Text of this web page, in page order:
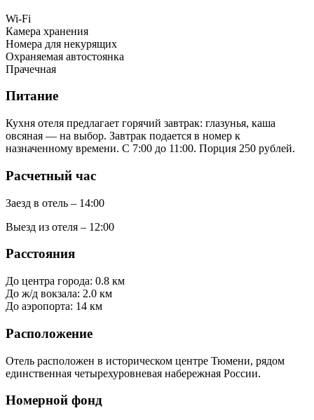
Wi-Fi
Камера хранения
Номера для некурящих
Охраняемая автостоянка
Прачечная
Питание
Кухня отеля предлагает горячий завтрак: глазунья, каша
овсяная — на выбор. Завтрак подается в номер к
назначенному времени. С 7:00 до 11:00. Порция 250 рублей.
Расчетный час
Заезд в отель – 14:00
Выезд из отеля – 12:00
Расстояния
До центра города: 0.8 км
До ж/д вокзала: 2.0 км
До аэропорта: 14 км
Расположение
Отель расположен в историческом центре Тюмени, рядом
единственная четырехуровневая набережная России.
Номерной фонд